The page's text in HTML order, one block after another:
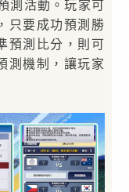
測活動。玩家可
只要成功預測勝
預測比分，則可
測機制，讓玩家